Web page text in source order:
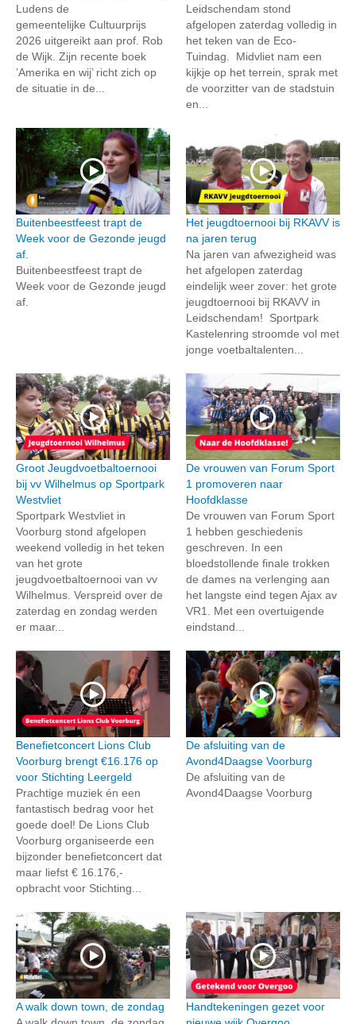
Ludens de
gemeentelijke Cultuurprijs
2026 uitgereikt aan prof. Rob
de Wijk. Zijn recente boek
’Amerika en wij’ richt zich op
de situatie in de...
Leidschendam stond
afgelopen zaterdag volledig in
het teken van de Eco-
Tuindag. Midvliet nam een
kijkje op het terrein, sprak met
de voorzitter van de stadstuin
en...
Buitenbeestfeest trapt de
Week voor de Gezonde jeugd
af.
Buitenbeestfeest trapt de
Week voor de Gezonde jeugd
af.
Het jeugdtoernooi bij RKAVV is
na jaren terug
Na jaren van afwezigheid was
het afgelopen zaterdag
eindelijk weer zover: het grote
jeugdtoernooi bij RKAVV in
Leidschendam! Sportpark
Kastelenring stroomde vol met
jonge voetbaltalenten...
Groot Jeugdvoetbaltoernooi
bij vv Wilhelmus op Sportpark
Westvliet
Sportpark Westvliet in
Voorburg stond afgelopen
weekend volledig in het teken
van het grote
jeugdvoetbaltoernooi van vv
Wilhelmus. Verspreid over de
zaterdag en zondag werden
er maar...
De vrouwen van Forum Sport
1 promoveren naar
Hoofdklasse
De vrouwen van Forum Sport
1 hebben geschiedenis
geschreven. In een
bloedstollende finale trokken
de dames na verlenging aan
het langste eind tegen Ajax av
VR1. Met een overtuigende
eindstand...
Benefietconcert Lions Club
Voorburg brengt €16.176 op
voor Stichting Leergeld
Prachtige muziek én een
fantastisch bedrag voor het
goede doel! De Lions Club
Voorburg organiseerde een
bijzonder benefietconcert dat
maar liefst € 16.176,-
opbracht voor Stichting...
De afsluiting van de
Avond4Daagse Voorburg
De afsluiting van de
Avond4Daagse Voorburg
A walk down town, de zondag
Handtekeningen gezet voor